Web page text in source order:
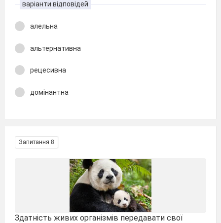
варіанти відповідей
алельна
альтернативна
рецесивна
домінантна
Запитання 8
Здатність живих організмів передавати свої